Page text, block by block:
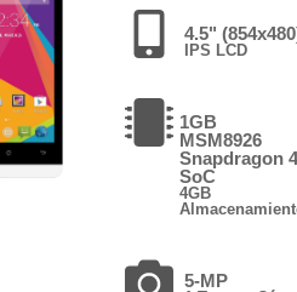
4.5"
IPS LCD
1GB
MSM8926
Snapdragon
SoC
4GB
5-MP